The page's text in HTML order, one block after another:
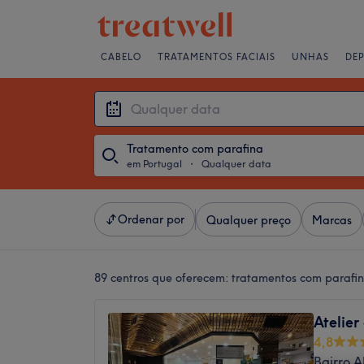
CABELO TRATAMENTOS FACIAIS UNHAS
Tratamento com parafina
em Portugal ・ Qualquer data
Ordenar por Qualquer preço Marcas
89 centros que oferecem: tratamentos com
Atelier
4,8